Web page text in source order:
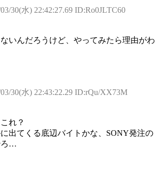
30(水) 22:42:27.69 ID:Ro0JLTC60
いんだろうけど、やってみたら理由がわ
03/30(水) 22:43:22.29 ID:rQu/XX73M
れ？
出てくる底辺バイトかな、SONY発注の
ろ…